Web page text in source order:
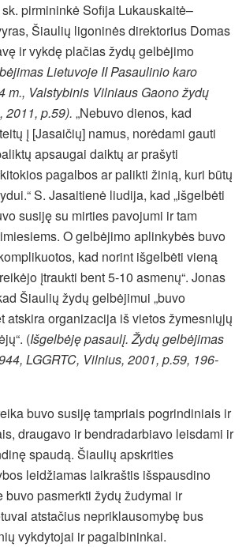
pirmininkė Sofija Lukauskaitė–
Šiaulių ligoninės direktorius Domas
ir vykdę plačias žydų gelbėjimo
Lietuvoje II Pasaulinio karo
m., Valstybinis Vilniaus Gaono žydų
2011, p.59). „Nebuvo dienos, kad
į [Jasaičių] namus, norėdami gauti
apsaugai daiktų ar prašyti
pagalbos ar palikti žinią, kuri būtų
S. Jasaitienė liudija, kad „išgelbėti
susiję su mirties pavojumi ir tam
O gelbėjimo aplinkybės buvo
kad norint išgelbėti vieną
įtraukti bent 5-10 asmenų“. Jonas
Šiaulių žydų gelbėjimui „buvo
atskira organizacija iš vietos žymesniųjų
(Išgelbėję pasaulį. Žydų gelbėjimas
LGGRTC, Vilnius, 2001, p.59, 196-
buvo susiję tampriais pogrindiniais ir
draugavo ir bendradarbiavo leisdami ir
spaudą. Šiaulių apskrities
leidžiamas laikraštis išspausdino
buvo pasmerkti žydų žudymai ir
atstačius nepriklausomybę bus
vykdytojai ir pagalbininkai.